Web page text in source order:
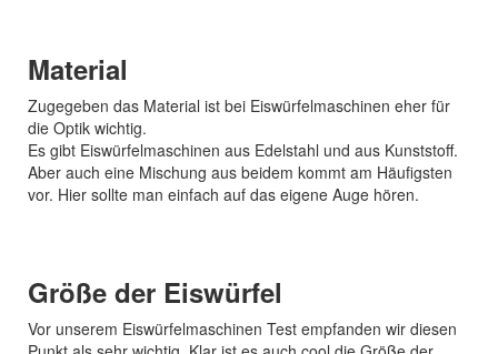
Material
Zugegeben das Material ist bei Eiswürfelmaschinen eher für
die Optik wichtig.
Es gibt Eiswürfelmaschinen aus Edelstahl und aus Kunststoff.
Aber auch eine Mischung aus beidem kommt am Häufigsten
vor. Hier sollte man einfach auf das eigene Auge hören.
Größe der Eiswürfel
Vor unserem Eiswürfelmaschinen Test empfanden wir diesen